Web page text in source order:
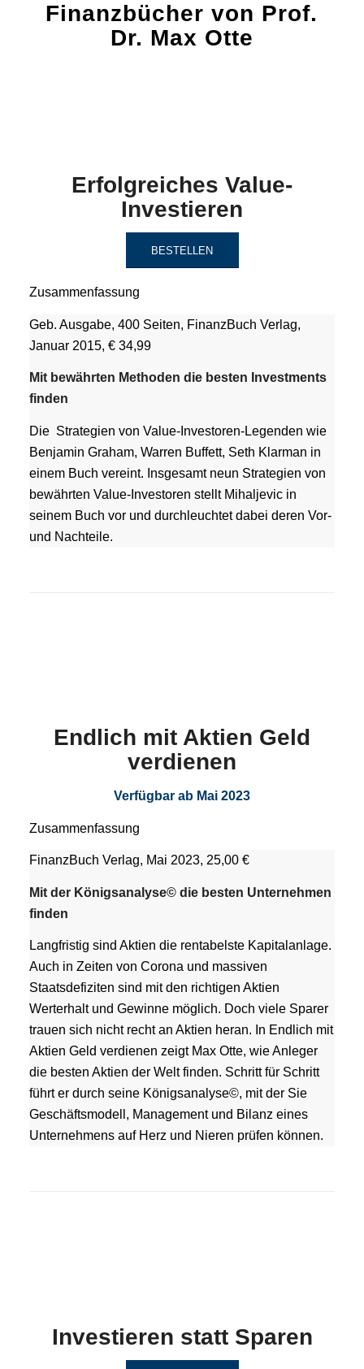
Finanzbücher von Prof.
Dr. Max Otte
Erfolgreiches Value-
Investieren
BESTELLEN
Zusammenfassung
Geb. Ausgabe, 400 Seiten, FinanzBuch Verlag,
Januar 2015, € 34,99
Mit bewährten Methoden die besten Investments
finden
Die Strategien von Value-Investoren-Legenden wie
Benjamin Graham, Warren Buffett, Seth Klarman in
einem Buch vereint. Insgesamt neun Strategien von
bewährten Value-Investoren stellt Mihaljevic in
seinem Buch vor und durchleuchtet dabei deren Vor-
und Nachteile.
Endlich mit Aktien Geld
verdienen
Verfügbar ab Mai 2023
Zusammenfassung
FinanzBuch Verlag, Mai 2023, 25,00 €
Mit der Königsanalyse© die besten Unternehmen
finden
Langfristig sind Aktien die rentabelste Kapitalanlage.
Auch in Zeiten von Corona und massiven
Staatsdefiziten sind mit den richtigen Aktien
Werterhalt und Gewinne möglich. Doch viele Sparer
trauen sich nicht recht an Aktien heran. In Endlich mit
Aktien Geld verdienen zeigt Max Otte, wie Anleger
die besten Aktien der Welt finden. Schritt für Schritt
führt er durch seine Königsanalyse©, mit der Sie
Geschäftsmodell, Management und Bilanz eines
Unternehmens auf Herz und Nieren prüfen können.
Investieren statt Sparen